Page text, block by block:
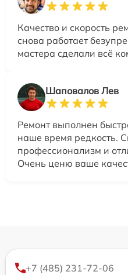
Качество и скорость
снова работает
мастера сделали всё
Шаповалов Лев
Ремонт выполнен
наше время редкость.
профессионализм и
Очень ценю ваше
+7 (485) 231-72-06